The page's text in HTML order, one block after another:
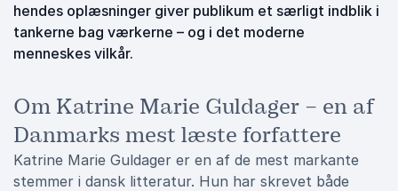
hendes oplæsninger giver publikum et særligt indblik i
tankerne bag værkerne – og i det moderne
menneskes vilkår.
Om Katrine Marie Guldager – en af
Danmarks mest læste forfattere
Katrine Marie Guldager er en af de mest markante
stemmer i dansk litteratur. Hun har skrevet både